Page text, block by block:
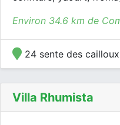
Environ 34.6 km de
24 sente des
Villa Rhumista